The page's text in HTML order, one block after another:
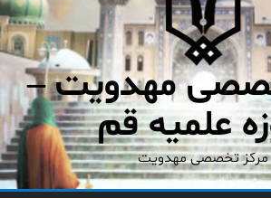
مهدویت –
علمیه قم
مرکز تخصصی مهدویت